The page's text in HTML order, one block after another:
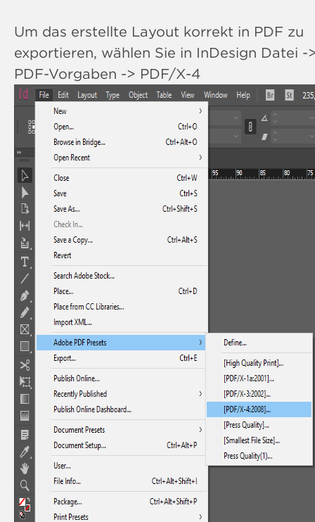
Um das erstellte Layout korrekt in PDF zu
exportieren, wählen Sie in InDesign Datei -
PDF-Vorgaben -> PDF/X-4